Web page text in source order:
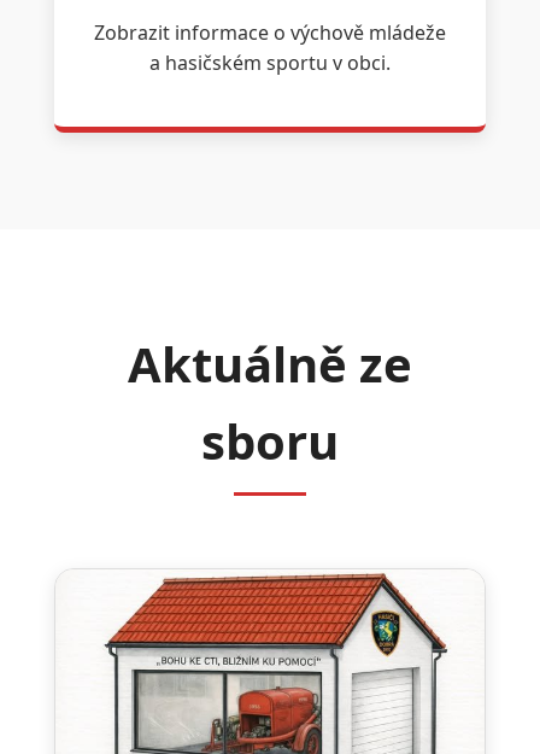
Zobrazit informace o výchově mládeže
a hasičském sportu v obci.
Aktuálně ze
sboru